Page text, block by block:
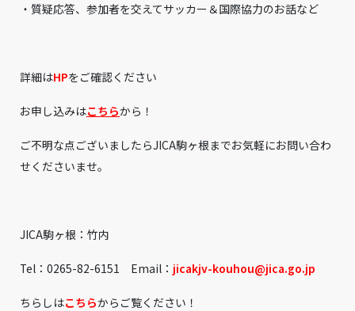
・質疑応答、参加者を交えてサッカー＆国際協力のお話など
詳細はHPをご確認ください
お申し込みはこちらから！
ご不明な点ございましたらJICA駒ヶ根までお気軽にお問い合わ
せくださいませ。
JICA駒ヶ根：竹内
Tel：0265-82-6151 Email： jicakjv-kouhou@jica.go.jp
ちらしはこちらからご覧ください！